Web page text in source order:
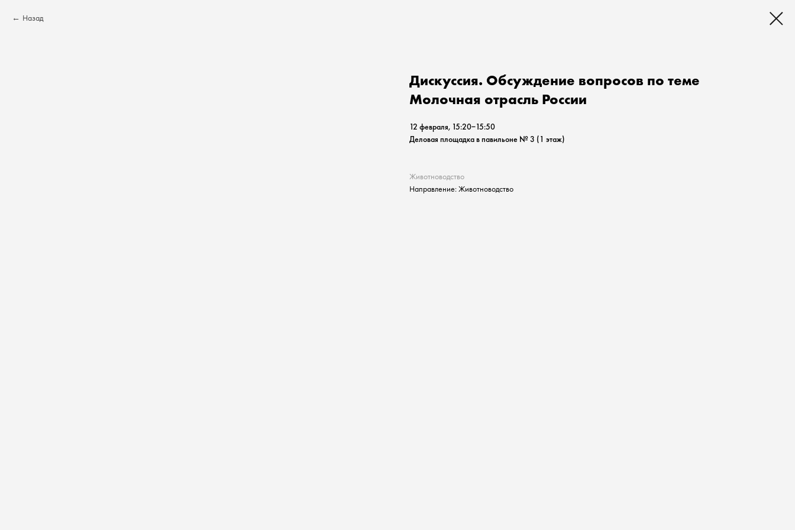
Назад
Дискуссия. Обсуждение вопросов по теме
Молочная отрасль России
12 февраля, 15:20−15:50
Деловая площадка в павильоне № 3 (1 этаж)
Животноводство
Направление: Животноводство